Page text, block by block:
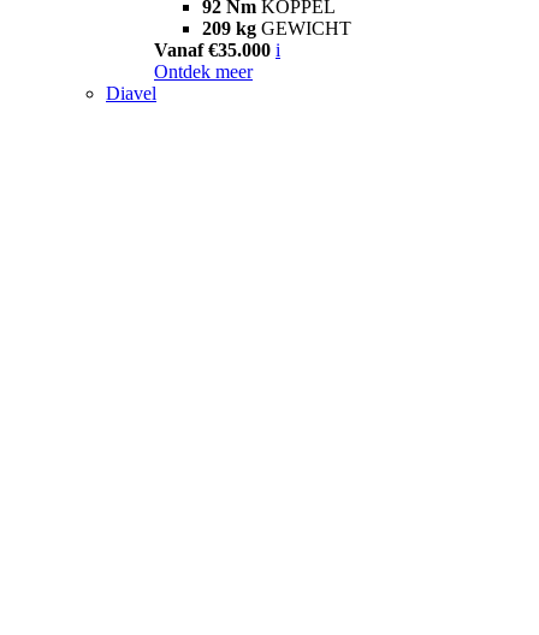
92 Nm KOPPEL
209 kg GEWICHT
Vanaf €35.000 i
Ontdek meer
Diavel